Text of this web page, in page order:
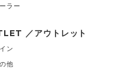
ラー
／アウトレット
ン
他